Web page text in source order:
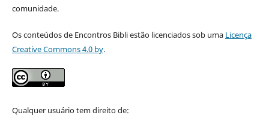
comunidade.
Os conteúdos de Encontros Bibli estão licenciados sob uma Licença
Creative Commons 4.0 by.
Qualquer usuário tem direito de: